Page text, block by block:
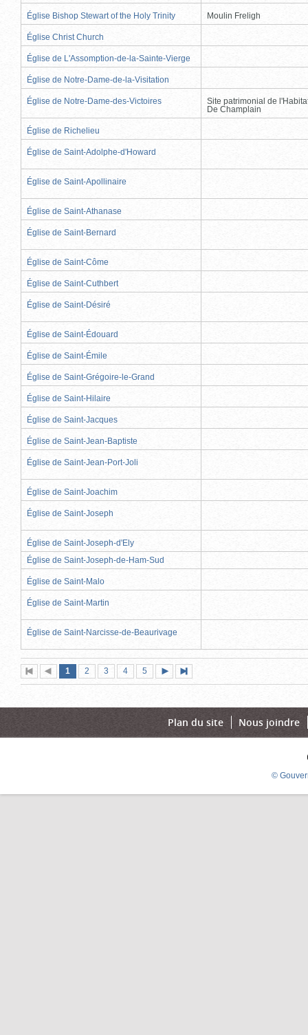
Église Bishop Stewart of the Holy Trinity Moulin Freligh
Église Christ Church
Église de L'Assomption-de-la-Sainte-Vierge
Église de Notre-Dame-de-la-Visitation
Église de Notre-Dame-des-Victoires
Site patrimonial de
De Champlain
Église de Richelieu
Église de Saint-Adolphe-d'Howard
Église de Saint-Apollinaire
Église de Saint-Athanase
Église de Saint-Bernard
Église de Saint-Côme
Église de Saint-Cuthbert
Église de Saint-Désiré
Église de Saint-Édouard
Église de Saint-Émile
Église de Saint-Grégoire-le-Grand
Église de Saint-Hilaire
Église de Saint-Jacques
Église de Saint-Jean-Baptiste
Église de Saint-Jean-Port-Joli
Église de Saint-Joachim
Église de Saint-Joseph
Église de Saint-Joseph-d'Ely
Église de Saint-Joseph-de-Ham-Sud
Église de Saint-Malo
Église de Saint-Martin
Église de Saint-Narcisse-de-Beaurivage
Première
page
Page
précédente
Page
1 (page
actuelle)
Page
2 Page
3 Page
4 Page
5
suivante
page
Plan du site Nous joindre
©